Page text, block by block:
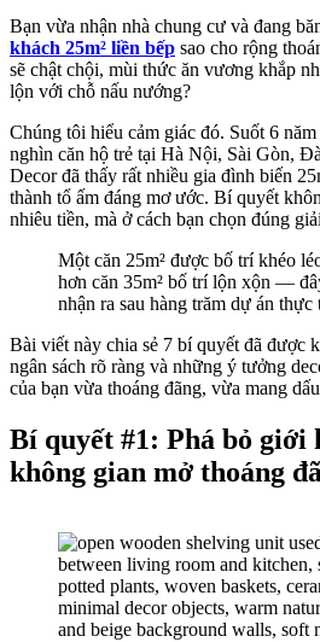
Bạn vừa nhận nhà chung cư và đang
khách 25m² liền bếp sao cho rộng
sẽ chật chội, mùi thức ăn vương khắp
lộn với chỗ nấu nướng?
Chúng tôi hiểu cảm giác đó. Suốt 6
nghìn căn hộ trẻ tại Hà Nội, Sài Gòn,
Decor đã thấy rất nhiều gia đình biến
thành tổ ấm đáng mơ ước. Bí quyết
nhiêu tiền, mà ở cách bạn chọn đúng
Một căn 25m² được bố trí khéo
hơn căn 35m² bố trí lộn xộn —
nhận ra sau hàng trăm dự án thực
Bài viết này chia sẻ 7 bí quyết đã được
ngân sách rõ ràng và những ý tưởng
của bạn vừa thoáng đãng, vừa mang
Bí quyết #1: Phá bỏ
không gian mở thoáng